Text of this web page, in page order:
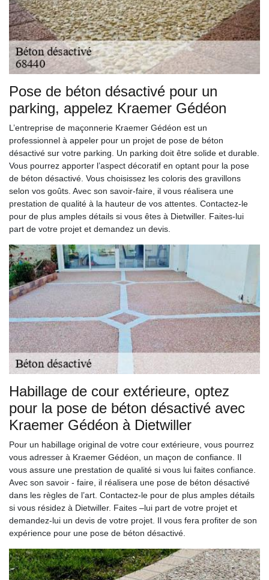
Pose de béton désactivé pour un
parking, appelez Kraemer Gédéon
L’entreprise de maçonnerie Kraemer Gédéon est un
professionnel à appeler pour un projet de pose de béton
désactivé sur votre parking. Un parking doit être solide et durable.
Vous pourrez apporter l’aspect décoratif en optant pour la pose
de béton désactivé. Vous choisissez les coloris des gravillons
selon vos goûts. Avec son savoir-faire, il vous réalisera une
prestation de qualité à la hauteur de vos attentes. Contactez-le
pour de plus amples détails si vous êtes à Dietwiller. Faites-lui
part de votre projet et demandez un devis.
Habillage de cour extérieure, optez
pour la pose de béton désactivé avec
Kraemer Gédéon à Dietwiller
Pour un habillage original de votre cour extérieure, vous pourrez
vous adresser à Kraemer Gédéon, un maçon de confiance. Il
vous assure une prestation de qualité si vous lui faites confiance.
Avec son savoir - faire, il réalisera une pose de béton désactivé
dans les règles de l’art. Contactez-le pour de plus amples détails
si vous résidez à Dietwiller. Faites –lui part de votre projet et
demandez-lui un devis de votre projet. Il vous fera profiter de son
expérience pour une pose de béton désactivé.